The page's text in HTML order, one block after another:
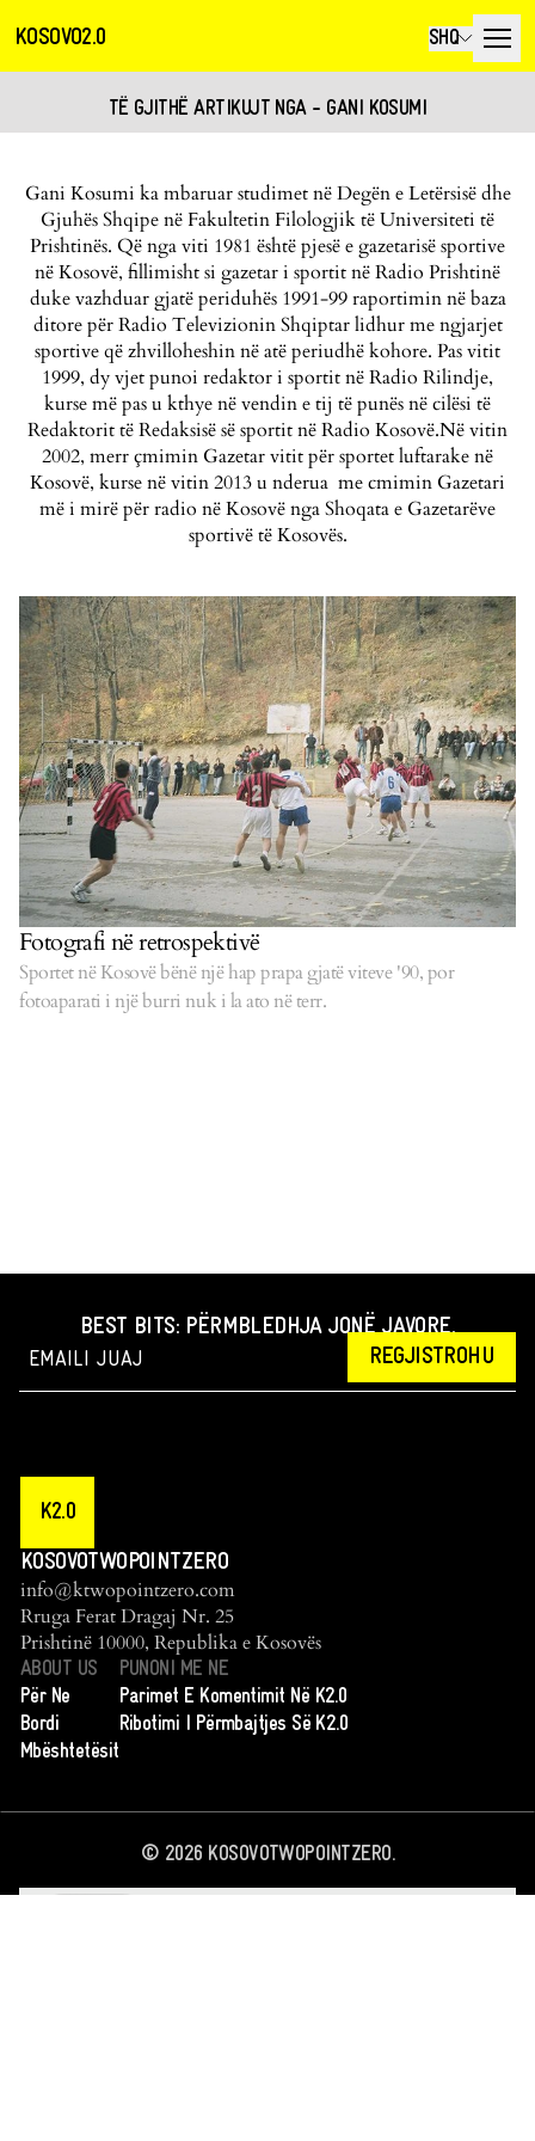
KOSOVO2.0 SHQ
TË GJITHË ARTIKUJT NGA - GANI KOSUMI
Gani Kosumi ka mbaruar studimet në Degën e Letërsisë dhe
Gjuhës Shqipe në Fakultetin Filologjik të Universiteti të
Prishtinës. Që nga viti 1981 është pjesë e gazetarisë sportive
në Kosovë, fillimisht si gazetar i sportit në Radio Prishtinë
duke vazhduar gjatë periduhës 1991-99 raportimin në baza
ditore për Radio Televizionin Shqiptar lidhur me ngjarjet
sportive që zhvilloheshin në atë periudhë kohore. Pas vitit
1999, dy vjet punoi redaktor i sportit në Radio Rilindje,
kurse më pas u kthye në vendin e tij të punës në cilësi të
Redaktorit të Redaksisë së sportit në Radio Kosovë.Në vitin
2002, merr çmimin Gazetar vitit për sportet luftarake në
Kosovë, kurse në vitin 2013 u nderua me cmimin Gazetari
më i mirë për radio në Kosovë nga Shoqata e Gazetarëve
sportivë të Kosovës.
Fotografi në retrospektivë
Sportet në Kosovë bënë një hap prapa gjatë viteve '90, por
fotoaparati i një burri nuk i la ato në terr.
BEST BITS: PËRMBLEDHJA JONË JAVORE.
REGJISTROHU
K2.0
KOSOVOTWOPOINTZERO
info@ktwopointzero.com
Rruga Ferat Dragaj Nr. 25
Prishtinë 10000, Republika e Kosovës
ABOUT US
Për Ne
Bordi
Mbështetësit
PUNONI ME NE
Parimet E Komentimit Në K2.0
Ribotimi I Përmbajtjes Së K2.0
© 2026KOSOVOTWOPOINTZERO.